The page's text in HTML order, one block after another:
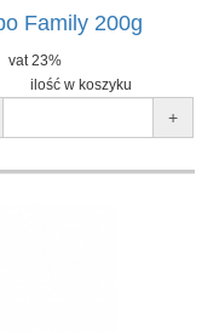
Family 200g
vat 23%
ilość w koszyku
+